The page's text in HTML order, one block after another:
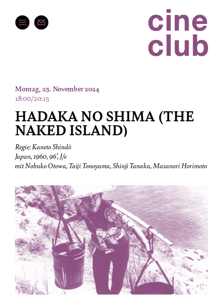
Montag, 25. November 2024
18:00/20:15
HADAKA NO SHIMA (THE
NAKED ISLAND)
Regie: Kaneto Shindō
Japan, 1960, 96’, J/e
mit Nobuko Otowa, Taiji Tonoyama, Shinji Tanaka, Masanori Horimoto